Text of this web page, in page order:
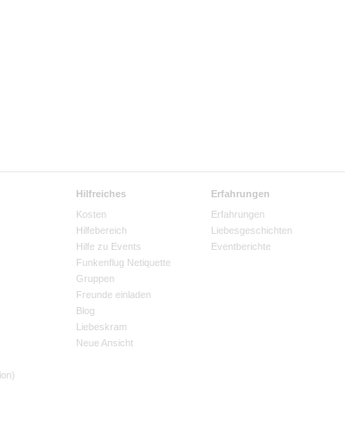
Hilfreiches
Kosten
Hilfebereich
Hilfe zu Events
Funkenflug Netiquette
Gruppen
Freunde einladen
Blog
Liebeskram
Neue Ansicht
Erfahrungen
Erfahrungen
Liebesgeschichten
Eventberichte